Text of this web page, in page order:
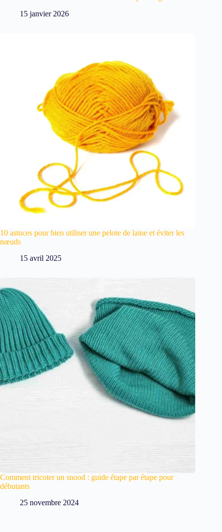
15 janvier 2026
10 astuces pour bien utiliser une pelote de laine et éviter les
nœuds
15 avril 2025
Comment tricoter un snood : guide étape par étape pour
débutants
25 novembre 2024